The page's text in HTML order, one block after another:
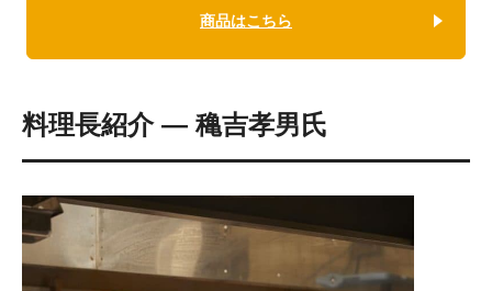
商品はこちら
料理長紹介 ― 穐吉孝男氏